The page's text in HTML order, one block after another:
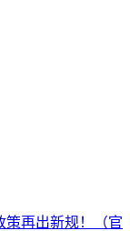
策再出新规！（官